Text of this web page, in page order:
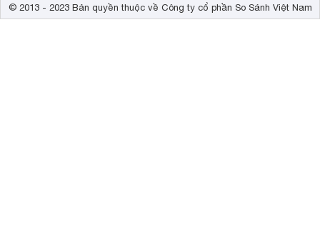
© 2013 - 2023 Bản quyền thuộc về Công ty cổ phần So Sánh Việt Nam